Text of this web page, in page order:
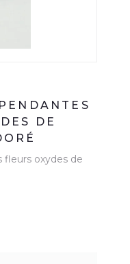
DE
fleurs oxydes de